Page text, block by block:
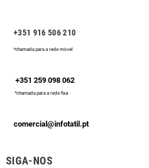
+351 916 506 210
*chamada para a rede móvel
+351 259 098 062
*chamada para a rede fixa
comercial@infotatil.pt
SIGA-NOS